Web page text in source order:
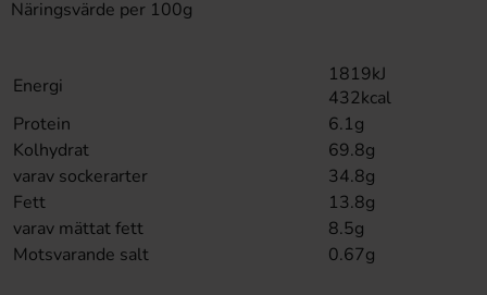
Näringsvärde per 100g
Energi
1819kJ
432kcal
Protein
6.1g
Kolhydrat
69.8g
varav sockerarter
34.8g
Fett
13.8g
varav mättat fett
8.5g
Motsvarande salt
0.67g